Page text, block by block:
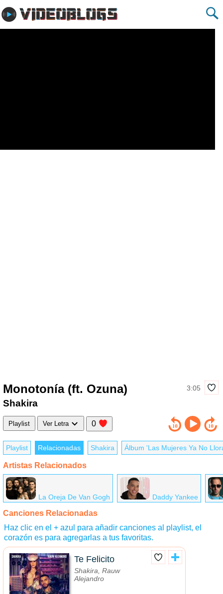
Monotonía (ft. Ozuna) 3:05
Shakira
Playlist Ver Letra 0
Playlist Relacionadas Shakira Álbum 'Las Mujeres Ya No
Artistas Relacionados
La Oreja De Van Gogh Daddy Yankee
Canciones Relacionadas
Haz clic en el + azul para añadir canciones al playlist, el
corazón es para agregarlas a tus favoritas.
Te Felicito
Shakira, Rauw
Alejandro